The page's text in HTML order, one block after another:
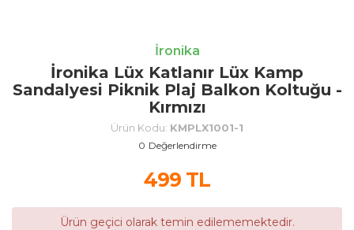
İronika
İronika Lüx Katlanır Lüx Kamp
Sandalyesi Piknik Plaj Balkon Koltuğu -
Kırmızı
Ürün Kodu: KMPLX1001-1
0 Değerlendirme
499 TL
Ürün geçici olarak temin edilememektedir.